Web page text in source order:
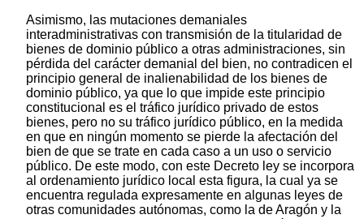
Asimismo, las mutaciones demaniales
interadministrativas con transmisión de la titularidad de
bienes de dominio público a otras administraciones, sin
pérdida del carácter demanial del bien, no contradicen el
principio general de inalienabilidad de los bienes de
dominio público, ya que lo que impide este principio
constitucional es el tráfico jurídico privado de estos
bienes, pero no su tráfico jurídico público, en la medida
en que en ningún momento se pierde la afectación del
bien de que se trate en cada caso a un uso o servicio
público. De este modo, con este Decreto ley se incorpora
al ordenamiento jurídico local esta figura, la cual ya se
encuentra regulada expresamente en algunas leyes de
otras comunidades autónomas, como la de Aragón y la